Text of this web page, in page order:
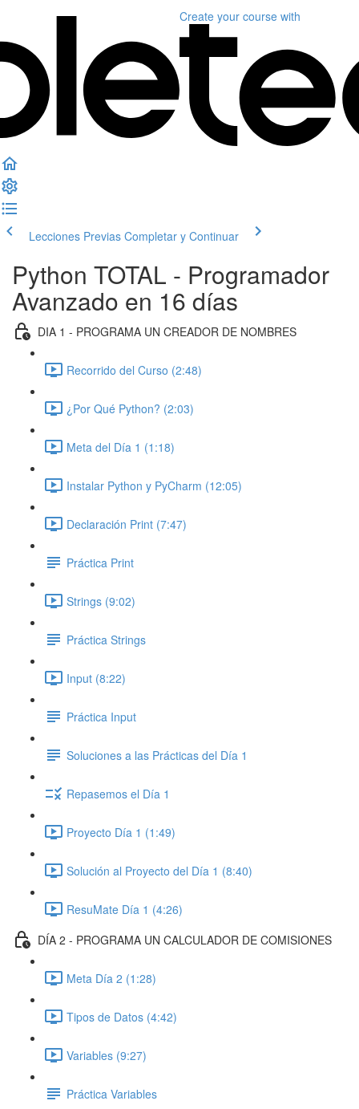
Create your course with
Lecciones Previas Completar y Continuar
Python TOTAL - Programador
Avanzado en 16 días
DIA 1 - PROGRAMA UN CREADOR DE NOMBRES
Recorrido del Curso (2:48)
¿Por Qué Python? (2:03)
Meta del Día 1 (1:18)
Instalar Python y PyCharm (12:05)
Declaración Print (7:47)
Práctica Print
Strings (9:02)
Práctica Strings
Input (8:22)
Práctica Input
Soluciones a las Prácticas del Día 1
Repasemos el Día 1
Proyecto Día 1 (1:49)
Solución al Proyecto del Día 1 (8:40)
ResuMate Día 1 (4:26)
DÍA 2 - PROGRAMA UN CALCULADOR DE COMISIONES
Meta Día 2 (1:28)
Tipos de Datos (4:42)
Variables (9:27)
Práctica Variables